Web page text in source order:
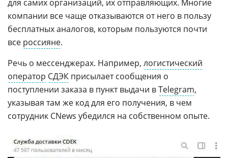
для самих организаций, их отправляющих. Многие
компании все чаще отказываются от него в пользу
бесплатных аналогов, которым пользуются почти
все россияне.
Речь о мессенджерах. Например, логистический
оператор СДЭК присылает сообщения о
поступлении заказа в пункт выдачи вTelegram,
указывая там же код для его получения, в чем
сотрудник CNews убедился на собственном опыте.